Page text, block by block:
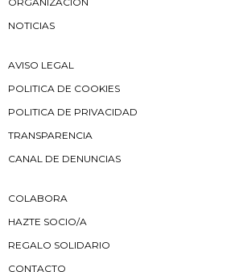
NOTICIAS
AVISO LEGAL
POLITICA DE COOKIES
POLITICA DE PRIVACIDAD
TRANSPARENCIA
CANAL DE DENUNCIAS
COLABORA
HAZTE SOCIO/A
REGALO SOLIDARIO
CONTACTO